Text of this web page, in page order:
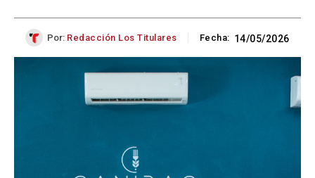
Por: Redacción Los Titulares Fecha: 14/05/2026